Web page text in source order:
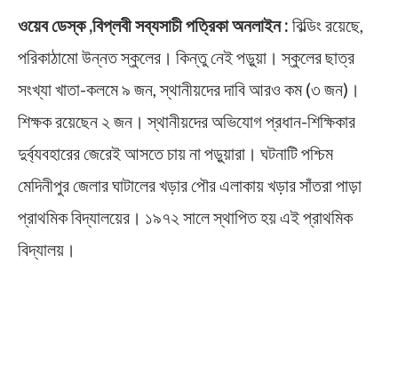
ওয়েব ডেস্ক ,বিপ্লবী সব্যসাচী পত্রিকা অনলাইন : বিল্ডিং রয়েছে,
পরিকাঠামো উন্নত স্কুলের। কিন্তু নেই পড়ুয়া। স্কুলের ছাত্র
সংখ্যা খাতা-কলমে ৯ জন, স্থানীয়দের দাবি আরও কম (৩ জন)।
শিক্ষক রয়েছেন ২ জন। স্থানীয়দের অভিযোগ প্রধান-শিক্ষিকার
দুর্ব্যবহারের জেরেই আসতে চায় না পড়ুয়ারা। ঘটনাটি পশ্চিম
মেদিনীপুর জেলার ঘাটালের খড়ার পৌর এলাকায় খড়ার সাঁতরা পাড়া
প্রাথমিক বিদ্যালয়ের। ১৯৭২ সালে স্থাপিত হয় এই প্রাথমিক
বিদ্যালয়।